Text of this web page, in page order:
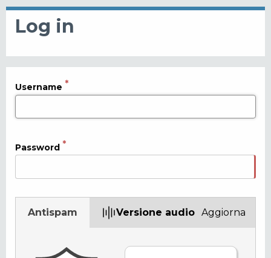
Log in
Username
Password
Antispam Versione audio Aggiorna